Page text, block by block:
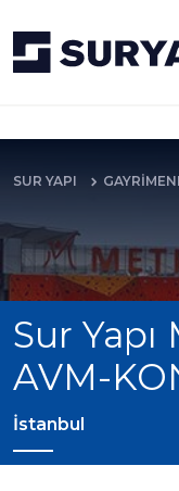
SUR YAPI
Sur
AVM-
İstanbul